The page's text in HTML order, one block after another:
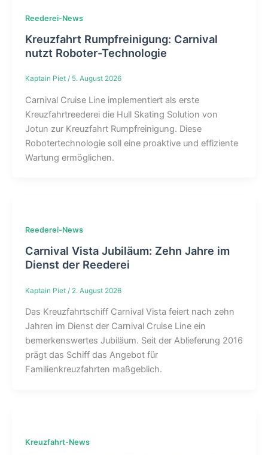
Reederei-News
Kreuzfahrt Rumpfreinigung: Carnival
nutzt Roboter-Technologie
Kaptain Piet / 5. August 2026
Carnival Cruise Line implementiert als erste
Kreuzfahrtreederei die Hull Skating Solution von
Jotun zur Kreuzfahrt Rumpfreinigung. Diese
Robotertechnologie soll eine proaktive und effiziente
Wartung ermöglichen.
Reederei-News
Carnival Vista Jubiläum: Zehn Jahre im
Dienst der Reederei
Kaptain Piet / 2. August 2026
Das Kreuzfahrtschiff Carnival Vista feiert nach zehn
Jahren im Dienst der Carnival Cruise Line ein
bemerkenswertes Jubiläum. Seit der Ablieferung 2016
prägt das Schiff das Angebot für
Familienkreuzfahrten maßgeblich.
Kreuzfahrt-News